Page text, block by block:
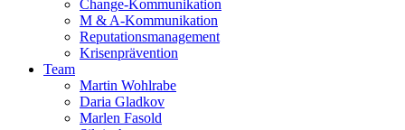
Change-Kommunikation
M & A-Kommunikation
Reputationsmanagement
Krisenprävention
Team
Martin Wohlrabe
Daria Gladkov
Marlen Fasold